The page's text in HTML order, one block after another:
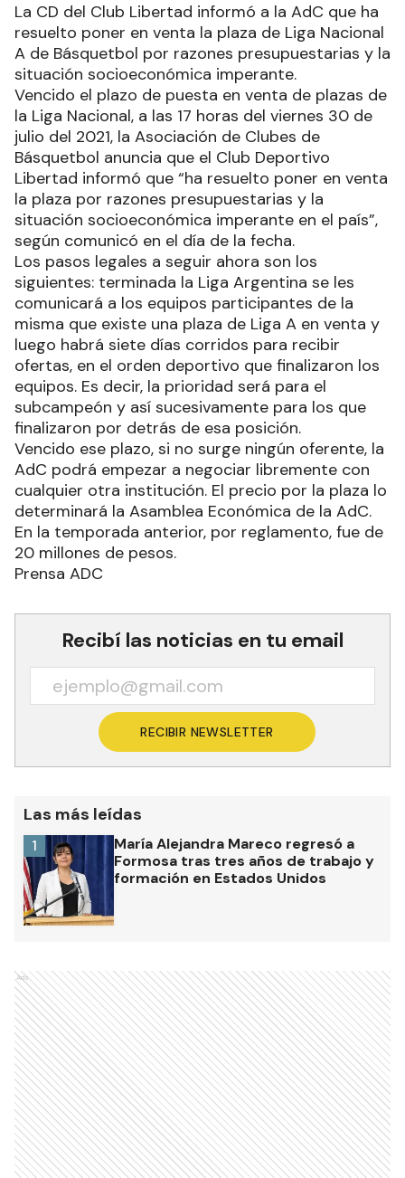
La CD del Club Libertad informó a la AdC que ha
resuelto poner en venta la plaza de Liga Nacional
A de Básquetbol por razones presupuestarias y la
situación socioeconómica imperante.
Vencido el plazo de puesta en venta de plazas de
la Liga Nacional, a las 17 horas del viernes 30 de
julio del 2021, la Asociación de Clubes de
Básquetbol anuncia que el Club Deportivo
Libertad informó que “ha resuelto poner en venta
la plaza por razones presupuestarias y la
situación socioeconómica imperante en el país”,
según comunicó en el día de la fecha.
Los pasos legales a seguir ahora son los
siguientes: terminada la Liga Argentina se les
comunicará a los equipos participantes de la
misma que existe una plaza de Liga A en venta y
luego habrá siete días corridos para recibir
ofertas, en el orden deportivo que finalizaron los
equipos. Es decir, la prioridad será para el
subcampeón y así sucesivamente para los que
finalizaron por detrás de esa posición.
Vencido ese plazo, si no surge ningún oferente, la
AdC podrá empezar a negociar libremente con
cualquier otra institución. El precio por la plaza lo
determinará la Asamblea Económica de la AdC.
En la temporada anterior, por reglamento, fue de
20 millones de pesos.
Prensa ADC
Recibí las noticias en tu email
RECIBIR NEWSLETTER
Las más leídas
María Alejandra Mareco regresó a
Formosa tras tres años de trabajo y
formación en Estados Unidos
1
Ads